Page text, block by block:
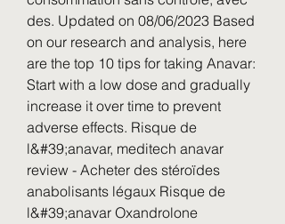
des. Updated on 08/06/2023 Based
on our research and analysis, here
are the top 10 tips for taking Anavar:
Start with a low dose and gradually
increase it over time to prevent
adverse effects. Risque de
l&#39;anavar, meditech anavar
review - Acheter des stéroïdes
anabolisants légaux Risque de
l&#39;anavar Oxandrolone